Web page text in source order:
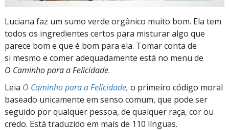
Luciana faz um sumo verde orgânico muito bom. Ela tem
todos os ingredientes certos para misturar algo que
parece bom e que é bom para ela. Tomar conta de
si mesmo e comer adequadamente está no menu de
O Caminho para a Felicidade.
Leia O Caminho para a Felicidade, o primeiro código moral
baseado unicamente em senso comum, que pode ser
seguido por qualquer pessoa, de qualquer raça, cor ou
credo. Está traduzido em mais de 110 línguas.